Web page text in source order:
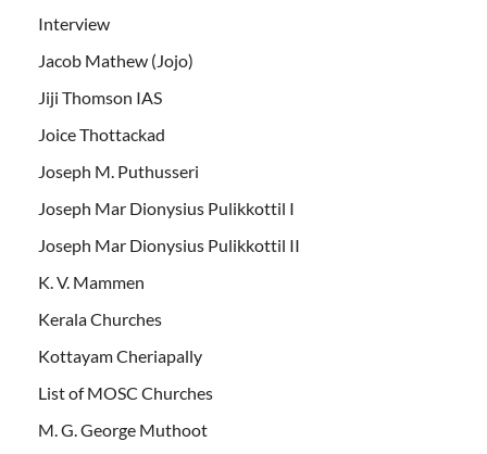
Interview
Jacob Mathew (Jojo)
Jiji Thomson IAS
Joice Thottackad
Joseph M. Puthusseri
Joseph Mar Dionysius Pulikkottil I
Joseph Mar Dionysius Pulikkottil II
K. V. Mammen
Kerala Churches
Kottayam Cheriapally
List of MOSC Churches
M. G. George Muthoot